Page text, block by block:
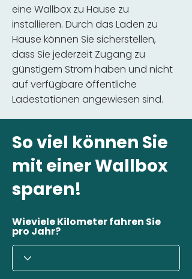
eine Wallbox zu Hause zu
installieren. Durch das Laden zu
Hause können Sie sicherstellen,
dass Sie jederzeit Zugang zu
günstigem Strom haben und nicht
auf verfügbare öffentliche
Ladestationen angewiesen sind.
So viel können Sie
mit einer Wallbox
sparen!
Wieviele Kilometer fahren Sie
pro Jahr?